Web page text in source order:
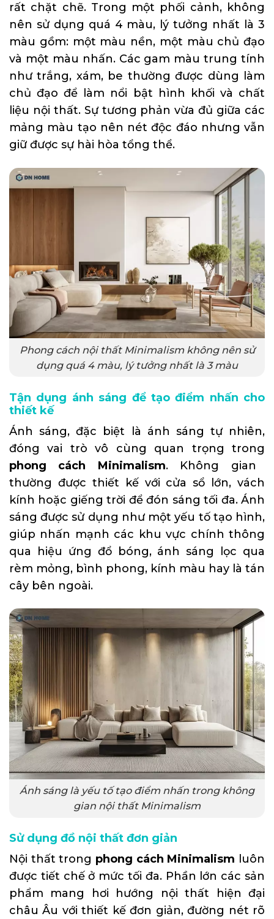
rất chặt chẽ. Trong một phối cảnh, không
nên sử dụng quá 4 màu, lý tưởng nhất là 3
màu gồm: một màu nền, một màu chủ đạo
và một màu nhấn. Các gam màu trung tính
như trắng, xám, be thường được dùng làm
chủ đạo để làm nổi bật hình khối và chất
liệu nội thất. Sự tương phản vừa đủ giữa các
mảng màu tạo nên nét độc đáo nhưng vẫn
giữ được sự hài hòa tổng thể.
Phong cách nội thất Minimalism không nên sử
dụng quá 4 màu, lý tưởng nhất là 3 màu
Tận dụng ánh sáng để tạo điểm nhấn cho
thiết kế
Ánh sáng, đặc biệt là ánh sáng tự nhiên,
đóng vai trò vô cùng quan trọng trong
phong cách Minimalism. Không gian
thường được thiết kế với cửa sổ lớn, vách
kính hoặc giếng trời để đón sáng tối đa. Ánh
sáng được sử dụng như một yếu tố tạo hình,
giúp nhấn mạnh các khu vực chính thông
qua hiệu ứng đổ bóng, ánh sáng lọc qua
rèm mỏng, bình phong, kính màu hay là tán
cây bên ngoài.
Ánh sáng là yếu tố tạo điểm nhấn trong không
gian nội thất Minimalism
Sử dụng đồ nội thất đơn giản
Nội thất trong phong cách Minimalism luôn
được tiết chế ở mức tối đa. Phần lớn các sản
phẩm mang hơi hướng nội thất hiện đại
châu Âu với thiết kế đơn giản, đường nét rõ